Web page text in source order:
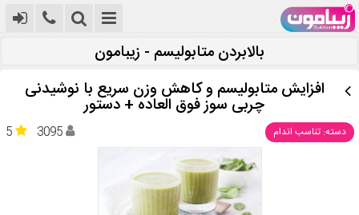
بالابردن متابولیسم - زیبامون
افزایش متابولیسم و کاهش وزن سریع با نوشیدنی
چربی سوز فوق العاده + دستور
دسته: تناسب اندام 5 3095